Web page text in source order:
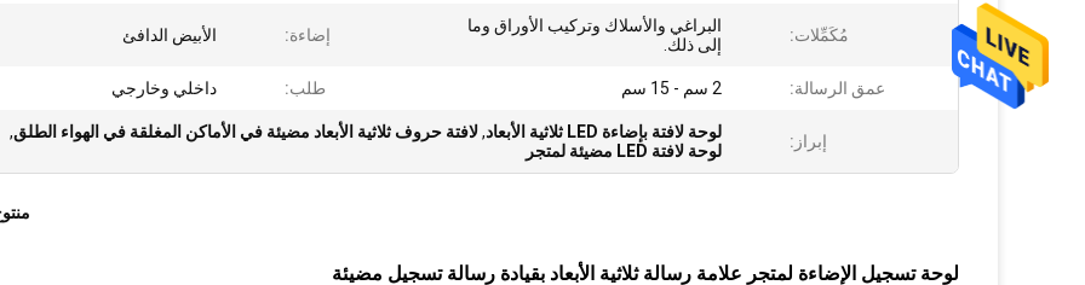
مُكَمِّلات:
البراغي والأسلاك وتركيب الأوراق وما
إلى ذلك.
إضاءة: الأبيض الدافئ
عمق الرسالة: 2 سم - 15 سم طلب: داخلي وخارجي
إبراز: لوحة لافتة بإضاءة LED ثلاثية الأبعاد ,لافتة حروف ثلاثية الأبعاد مضيئة في الأماكن المغلقة في الهواء الطلق,
لوحة لافتة LED مضيئة لمتجر
لوحة تسجيل الإضاءة لمتجر علامة رسالة ثلاثية الأبعاد بقيادة رسالة تسجيل مضيئة